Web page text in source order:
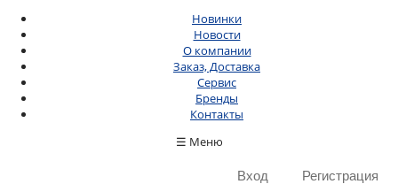
Новинки
Новости
О компании
Заказ, Доставка
Сервис
Бренды
Контакты
☰ Меню
Вход Регистрация